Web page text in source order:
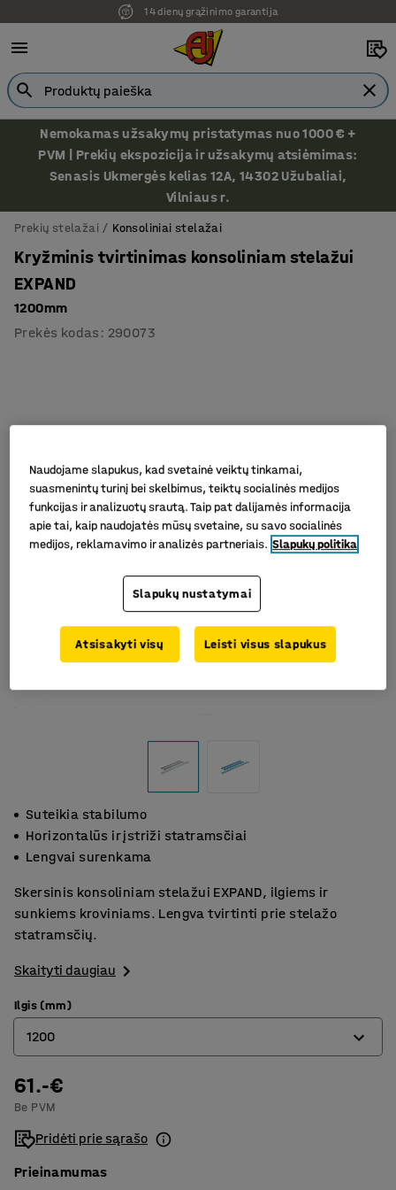
14 dienų grąžinimo garantija
Nemokamas užsakymų pristatymas nuo 1000 € +
PVM | Prekių ekspozicija ir užsakymų atsiėmimas:
Senasis Ukmergės kelias 12A, 14302 Užubaliai,
Vilniaus r.
Prekių stelažai Konsoliniai stelažai
Kryžminis tvirtinimas konsoliniam stelažui
EXPAND
1200mm
Prekės kodas : 290073
Suteikia stabilumo
Horizontalūs ir įstriži statramsčiai
Lengvai surenkama
Skersinis konsoliniam stelažui EXPAND, ilgiems ir
sunkiems kroviniams. Lengva tvirtinti prie stelažo
statramsčių.
Skaityti daugiau
Ilgis (mm)
1200
1000
1200
1500
61.-€
Be PVM
Pridėti prie sąrašo
Prieinamumas
Naudojame slapukus, kad svetainė veiktų tinkamai,
suasmenintų turinį bei skelbimus, teiktų socialinės medijos
funkcijas ir analizuotų srautą. Taip pat dalijamės informacija
apie tai, kaip naudojatės mūsų svetaine, su savo socialinės
medijos, reklamavimo ir analizės partneriais. Slapukų politika
Slapukų nustatymai
Atsisakyti visų Leisti visus slapukus